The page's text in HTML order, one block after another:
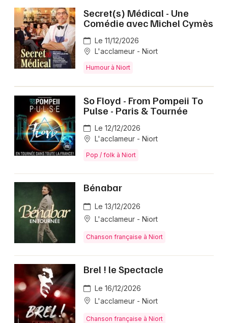
Secret(s) Médical - Une
Comédie avec Michel Cymès
Le 11/12/2026
L'acclameur - Niort
Humour à Niort
So Floyd - From Pompeii To
Pulse - Paris & Tournée
Le 12/12/2026
L'acclameur - Niort
Pop / folk à Niort
Bénabar
Le 13/12/2026
L'acclameur - Niort
Chanson française à Niort
Brel ! le Spectacle
Le 16/12/2026
L'acclameur - Niort
Chanson française à Niort